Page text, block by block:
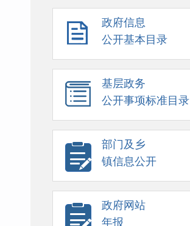
政府信息
公开基本目录
基层政务
公开事项标准目录
部门及乡
镇信息公开
政府网站
年报